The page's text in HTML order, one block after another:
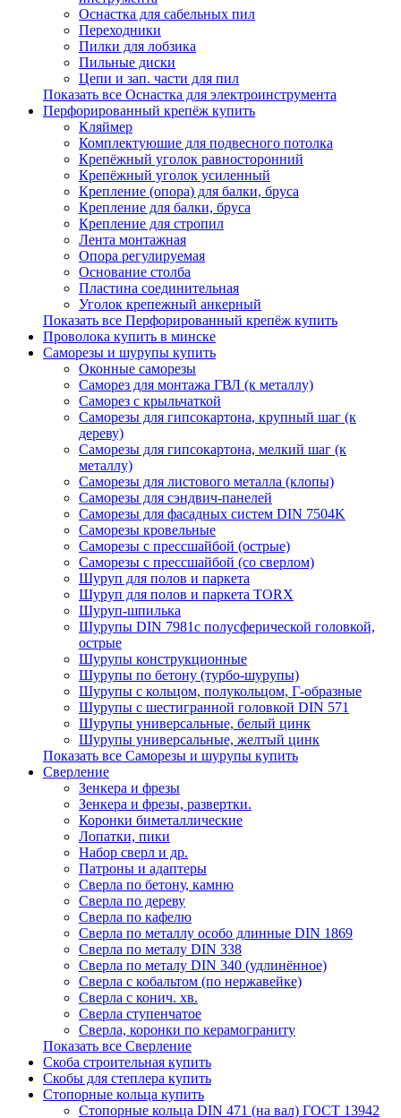
Оснастка для сабельных пил
Переходники
Пилки для лобзика
Пильные диски
Цепи и зап. части для пил
Показать все Оснастка для электроинструмента
Перфорированный крепёж купить
Кляймер
Комплектуюшие для подвесного потолка
Крепёжный уголок равносторонний
Крепёжный уголок усиленный
Крепление (опора) для балки, бруса
Крепление для балки, бруса
Крепление для стропил
Лента монтажная
Опора регулируемая
Основание столба
Пластина соединительная
Уголок крепежный анкерный
Показать все Перфорированный крепёж купить
Проволока купить в минске
Саморезы и шурупы купить
Оконные саморезы
Саморез для монтажа ГВЛ (к металлу)
Саморез с крыльчаткой
Саморезы для гипсокартона, крупный шаг (к
дереву)
Саморезы для гипсокартона, мелкий шаг (к
металлу)
Саморезы для листового металла (клопы)
Саморезы для сэндвич-панелей
Саморезы для фасадных систем DIN 7504K
Саморезы кровельные
Саморезы с прессшайбой (острые)
Саморезы с прессшайбой (со сверлом)
Шуруп для полов и паркета
Шуруп для полов и паркета TORX
Шуруп-шпилька
Шурупы DIN 7981с полусферической головкой,
острые
Шурупы конструкционные
Шурупы по бетону (турбо-шурупы)
Шурупы с кольцом, полукольцом, Г-образные
Шурупы с шестигранной головкой DIN 571
Шурупы универсальные, белый цинк
Шурупы универсальные, желтый цинк
Показать все Саморезы и шурупы купить
Сверление
Зенкера и фрезы
Зенкера и фрезы, развертки.
Коронки биметаллические
Лопатки, пики
Набор сверл и др.
Патроны и адаптеры
Сверла по бетону, камню
Сверла по дереву
Сверла по кафелю
Сверла по металлу особо длинные DIN 1869
Сверла по металу DIN 338
Сверла по металу DIN 340 (удлинённое)
Сверла с кобальтом (по нержавейке)
Сверла с конич. хв.
Сверла ступенчатое
Сверла, коронки по керамограниту
Показать все Сверление
Скоба строительная купить
Скобы для степлера купить
Стопорные кольца купить
Стопорные кольца DIN 471 (на вал) ГОСТ 13942